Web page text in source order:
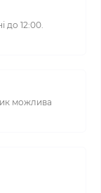
до 12:00.
можлива